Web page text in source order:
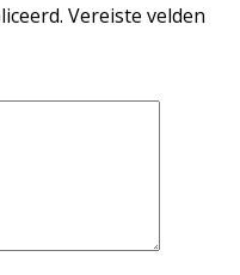
Vereiste velden